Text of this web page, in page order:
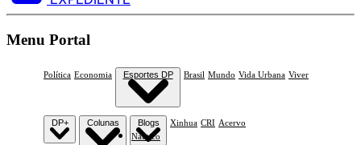
Menu Portal
Política Economia Esportes DP
Náutico
Brasil Mundo Vida Urbana Viver
DP+ Colunas Blogs Xinhua CRI Acervo